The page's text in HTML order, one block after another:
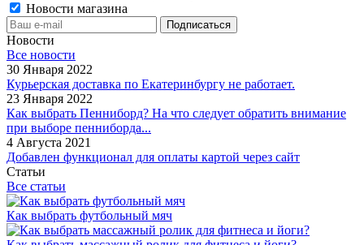
Новости магазина
Новости
Все новости
30 Января 2022
Курьерская доставка по Екатеринбургу не работает.
23 Января 2022
Как выбрать Пенниборд? На что следует обратить внимание
при выборе пенниборда...
4 Августа 2021
Добавлен функционал для оплаты картой через сайт
Статьи
Все статьи
Как выбрать футбольный мяч